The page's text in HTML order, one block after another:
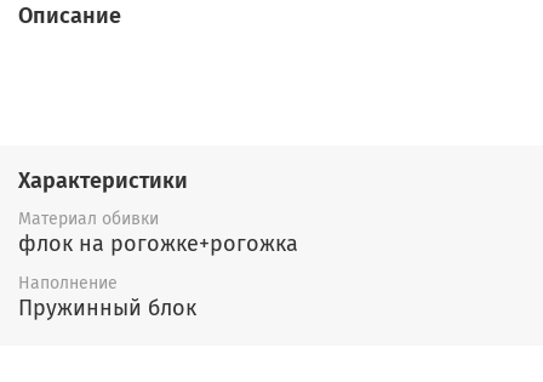
Описание
Характеристики
Материал обивки
флок на рогожке+рогожка
Наполнение
Пружинный блок